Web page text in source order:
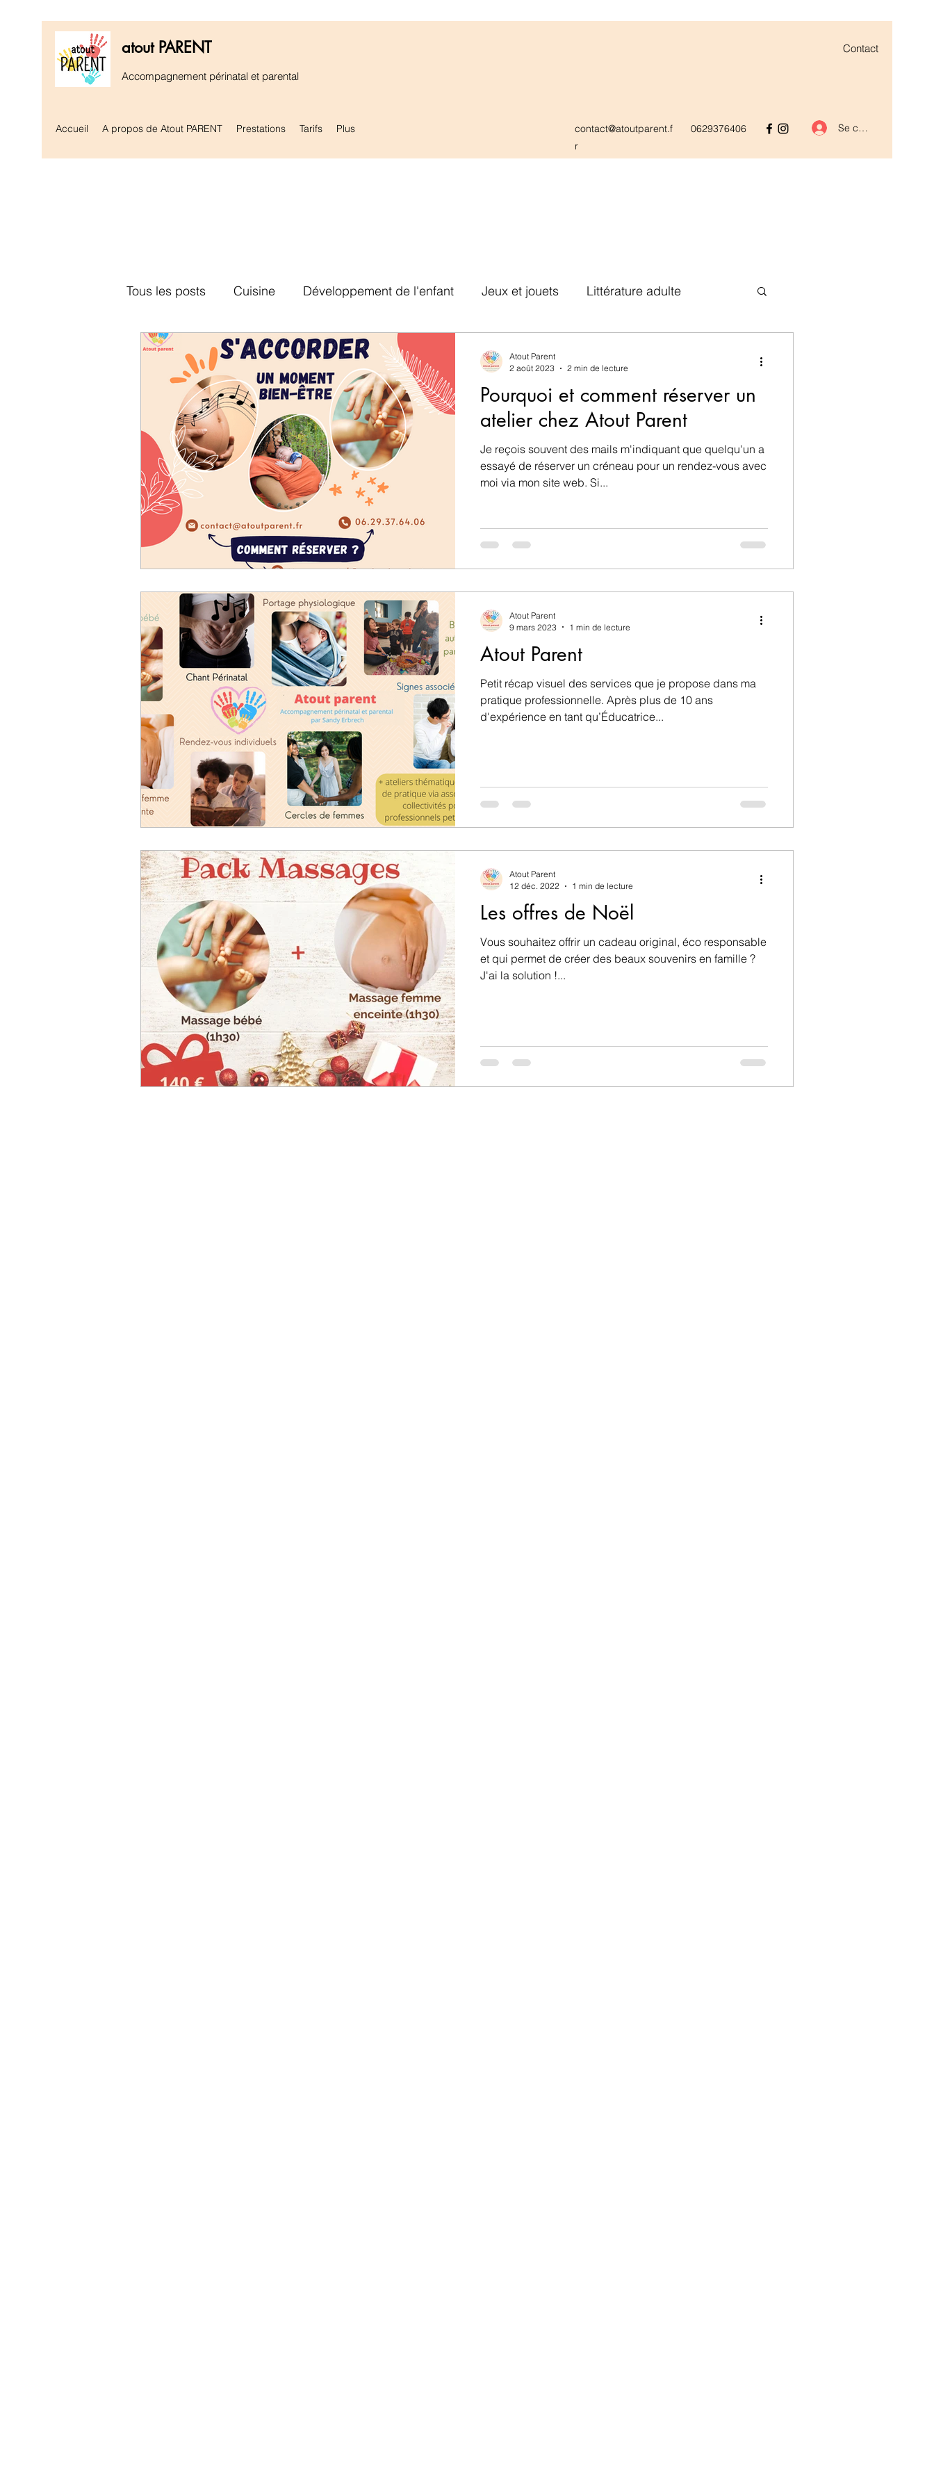
atout PARENT
Accompagnement périnatal et parental
Contact
Accueil A propos de Atout PARENT Prestations Tarifs Plus
contact@atoutparent.f
r
0629376406 Se connecter
Tous les posts Cuisine Développement de l'enfant Jeux et jouets Littérature adulte
Littérature enfantine Musique Sorties et activités de plein air
socialisation de l'enfant Atout Parent
Pourquoi et comment réserver un
atelier chez Atout Parent
Je reçois souvent des mails m'indiquant que quelqu'un a
essayé de réserver un créneau pour un rendez-vous avec
moi via mon site web. Si...
Atout Parent
2 août 2023
2 min de lecture
Atout Parent
Petit récap visuel des services que je propose dans ma
pratique professionnelle. Après plus de 10 ans
d'expérience en tant qu’Éducatrice...
Atout Parent
9 mars 2023
1 min de lecture
Les offres de Noël
Vous souhaitez offrir un cadeau original, éco responsable
et qui permet de créer des beaux souvenirs en famille ?
J'ai la solution !...
Atout Parent
12 déc. 2022
1 min de lecture